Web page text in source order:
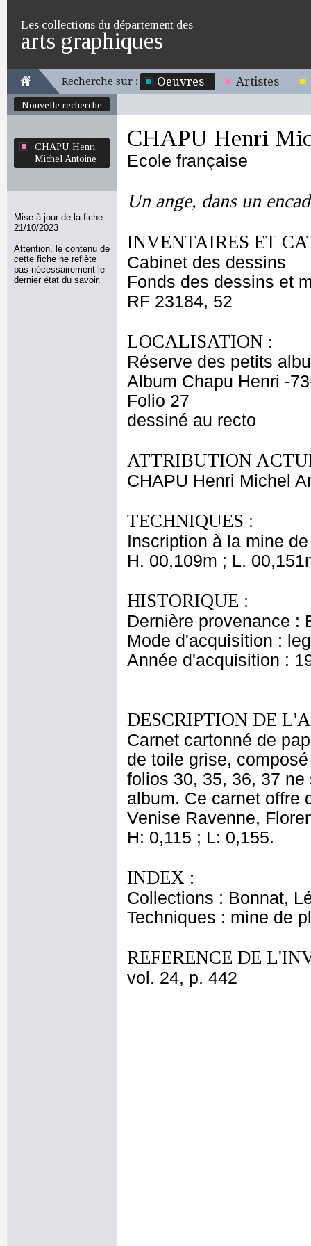
Les collections du département des
arts graphiques
Recherche sur : Oeuvres Artistes
Nouvelle recherche
CHAPU Henri
Michel Antoine
Mise à jour de la fiche
21/10/2023
Attention, le contenu de
cette fiche ne reflète
pas nécessairement le
dernier état du savoir.
CHAPU Henri
Ecole française
Un ange, dans un
INVENTAIRES ET
Cabinet des dessins
Fonds des dessins et
RF 23184, 52
LOCALISATION :
Réserve des petits
Album Chapu Henri -
Folio 27
dessiné au recto
ATTRIBUTION
CHAPU Henri Michel
TECHNIQUES :
Inscription à la mine
H. 00,109m ; L.
HISTORIQUE :
Dernière provenance :
Mode d'acquisition :
Année d'acquisition :
DESCRIPTION DE
Carnet cartonné de
de toile grise,
folios 30, 35, 36, 37
album. Ce carnet offre
Venise Ravenne,
H: 0,115 ; L: 0,155.
INDEX :
Collections : Bonnat,
Techniques : mine de
REFERENCE DE
vol. 24, p. 442